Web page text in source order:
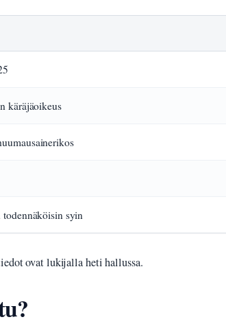
käräjäoikeus
todennäköisin syin
ovat lukijalla heti hallussa.